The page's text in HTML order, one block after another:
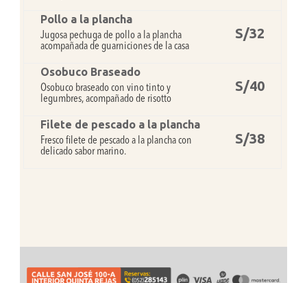
Pollo a la plancha
Jugosa pechuga de pollo a la plancha
acompañada de guarniciones de la casa
S/32
Osobuco Braseado
Osobuco braseado con vino tinto y
legumbres, acompañado de risotto
S/40
Filete de pescado a la plancha
Fresco filete de pescado a la plancha con
delicado sabor marino.
S/38